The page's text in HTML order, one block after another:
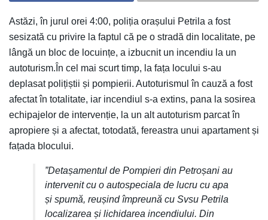
Astăzi, în jurul orei 4:00, poliția orașului Petrila a fost
sesizată cu privire la faptul că pe o stradă din localitate, pe
lângă un bloc de locuințe, a izbucnit un incendiu la un
autoturism.În cel mai scurt timp, la fața locului s-au
deplasat polițiștii și pompierii. Autoturismul în cauză a fost
afectat în totalitate, iar incendiul s-a extins, pana la sosirea
echipajelor de intervenție, la un alt autoturism parcat în
apropiere și a afectat, totodată, fereastra unui apartament și
fațada blocului.
”Detașamentul de Pompieri din Petroșani au
intervenit cu o autospeciala de lucru cu apa
și spumă, reușind împreună cu Svsu Petrila
localizarea și lichidarea incendiului. Din